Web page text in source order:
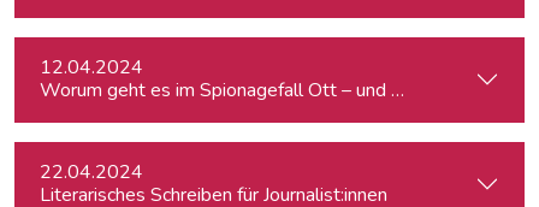
12.04.2024
Worum geht es im Spionagefall Ott – und wie reagiert die
22.04.2024
Literarisches Schreiben für Journalist:innen